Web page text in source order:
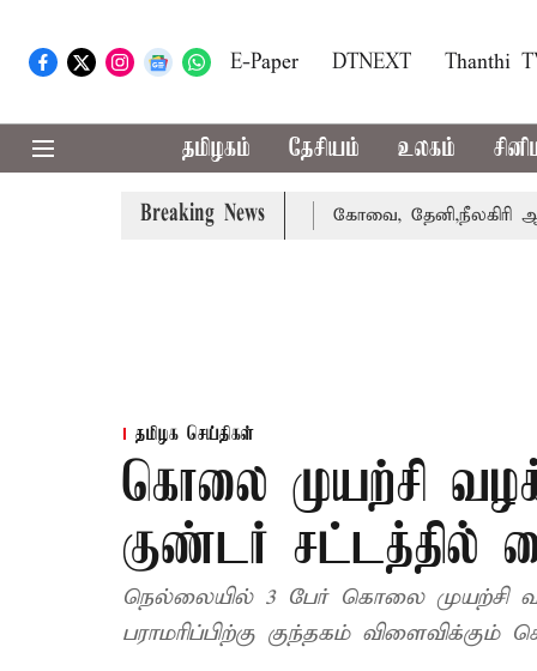
E-Paper DTNEXT Thanthi
தமிழகம் தேசியம் உலகம்
Breaking News
வாபஸ் பெற்றார் சங்கீதா கோவை, தேனி,நீலகிரி ஆகிய
தமிழக செய்திகள்
கொலை முயற்சி
குண்டர் சட்டத்தில்
நெல்லையில் 3 பேர் கொலை முயற்சி
பராமரிப்பிற்கு குந்தகம் விளைவிக்கும்